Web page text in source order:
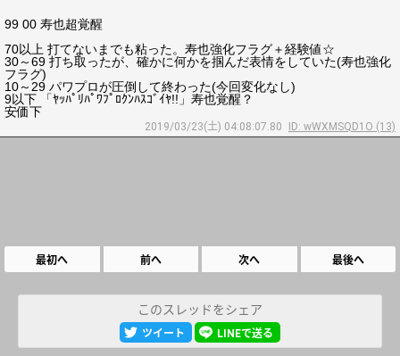
99 00 寿也超覚醒
70以上 打てないまでも粘った。寿也強化フラグ＋経験値☆
30～69 打ち取ったが、確かに何かを掴んだ表情をしていた(寿也強化
フラグ)
10～29 パワプロが圧倒して終わった(今回変化なし)
9以下 「ﾔｯﾊﾟﾘﾊﾟﾜﾌﾟﾛｸﾝﾊｽｺﾞｲﾔ!!」寿也覚醒？
安価下
2019/03/23(土) 04:08:07.80 ID: wWXMSQD1O (13)
最初へ 前へ 次へ 最後へ
このスレッドをシェア
ツイート LINEで送る